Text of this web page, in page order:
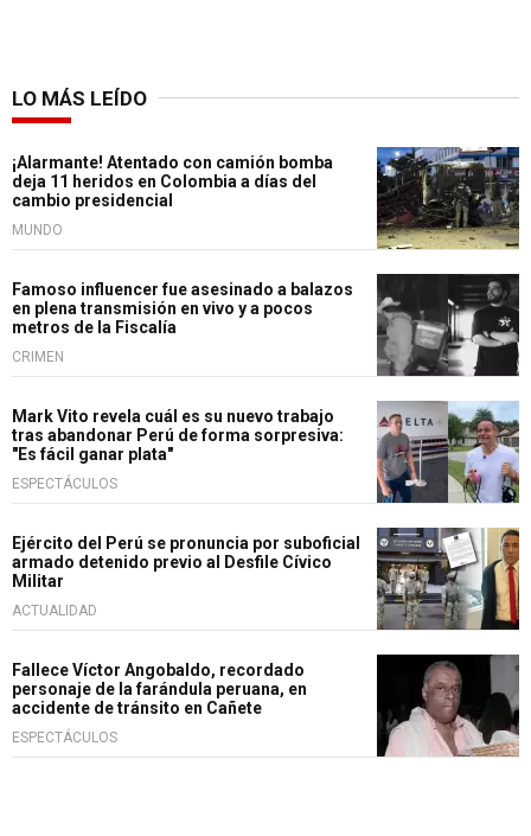
LO MÁS LEÍDO
¡Alarmante! Atentado con camión bomba
deja 11 heridos en Colombia a días del
cambio presidencial
MUNDO
Famoso influencer fue asesinado a balazos
en plena transmisión en vivo y a pocos
metros de la Fiscalía
CRIMEN
Mark Vito revela cuál es su nuevo trabajo
tras abandonar Perú de forma sorpresiva:
"Es fácil ganar plata"
ESPECTÁCULOS
Ejército del Perú se pronuncia por suboficial
armado detenido previo al Desfile Cívico
Militar
ACTUALIDAD
Fallece Víctor Angobaldo, recordado
personaje de la farándula peruana, en
accidente de tránsito en Cañete
ESPECTÁCULOS